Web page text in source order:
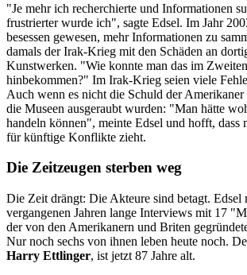
"Je mehr ich recherchierte und Informationen
frustrierter wurde ich", sagte Edsel. Im Jahr
besessen gewesen, mehr Informationen zu
damals der Irak-Krieg mit den Schäden an
Kunstwerken. "Wie konnte man das im
hinbekommen?" Im Irak-Krieg seien viele
Auch wenn es nicht die Schuld der Amerikaner
die Museen ausgeraubt wurden: "Man hätte
handeln können", meinte Edsel und hofft, dass
für künftige Konflikte zieht.
Die Zeitzeugen sterben weg
Die Zeit drängt: Die Akteure sind betagt. Edsel
vergangenen Jahren lange Interviews mit 17
der von den Amerikanern und Briten
Nur noch sechs von ihnen leben heute noch.
Harry Ettlinger, ist jetzt 87 Jahre alt.